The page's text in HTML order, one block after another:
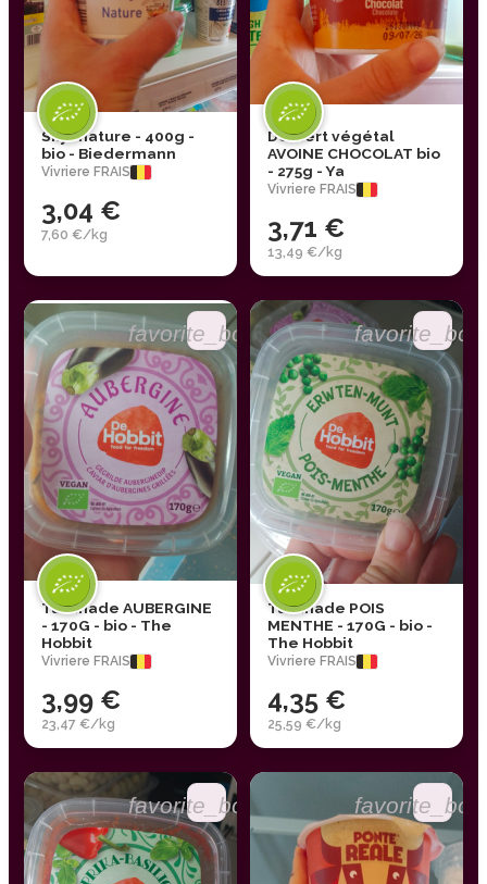
Skyr nature - 400g -
bio - Biedermann
Vivriere FRAIS
3,04 €
7,60 €/kg
Dessert végétal
AVOINE CHOCOLAT bio
- 275g - Ya
Vivriere FRAIS
3,71 €
13,49 €/kg
favorite_border
Tartinade AUBERGINE
- 170G - bio - The
Hobbit
Vivriere FRAIS
3,99 €
23,47 €/kg
Tartinade POIS
MENTHE - 170G - bio -
The Hobbit
Vivriere FRAIS
4,35 €
25,59 €/kg
favorite_border